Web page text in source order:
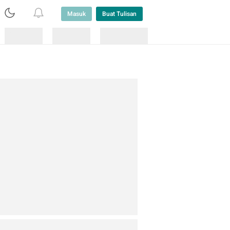
Masuk Buat Tulisan